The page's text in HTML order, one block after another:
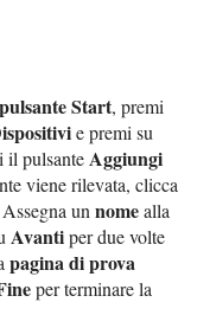
pulsante Start, premi
e premi su
il pulsante Aggiungi
viene rilevata, clicca
unnomealla
Avantiper due volte
pagina di prova
per terminare la